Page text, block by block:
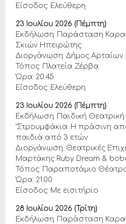
Είσοδος: Ελεύθερη
23 Ιουλίου 2026 (Πέμπτη)
Εκδήλωση: Παράσταση
Σκιών Ηπειρώτης
Διοργάνωση: Δήμος Αρταίων
Τόπος: Πλατεία Ζέρβα
Ώρα: 20.45
Είσοδος: Ελεύθερη
23 Ιουλίου 2026 (Πέμπτη)
Εκδήλωση: Παιδική
“Στρουμφάκια: Η πράσινη
παιδιά από 3 ετών
Διοργάνωση: Θεατρικές
Μαρτάκης Ruby Dream &
Τόπος: Παραποτάμιο
Ώρα: 21.00
Είσοδος: Με εισιτήριο
28 Ιουλίου 2026 (Τρίτη)
Εκδήλωση: Παράσταση